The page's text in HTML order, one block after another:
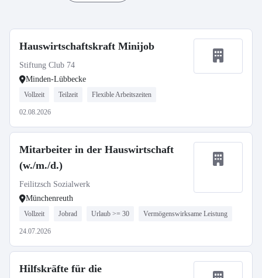
Hauswirtschaftskraft Minijob
Stiftung Club 74
Minden-Lübbecke
Vollzeit Teilzeit Flexible Arbeitszeiten
02.08.2026
Mitarbeiter in der Hauswirtschaft
(w./m./d.)
Feilitzsch Sozialwerk
Münchenreuth
Vollzeit Jobrad Urlaub >= 30 Vermögenswirksame Leistung
24.07.2026
Hilfskräfte für die